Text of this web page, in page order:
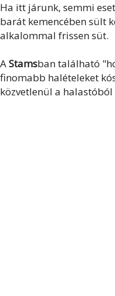
Ha itt járunk, semmi
barát kemencében sült
alkalommal frissen süt.
AStamsban található
finomabb halételeket
közvetlenül a halastóból